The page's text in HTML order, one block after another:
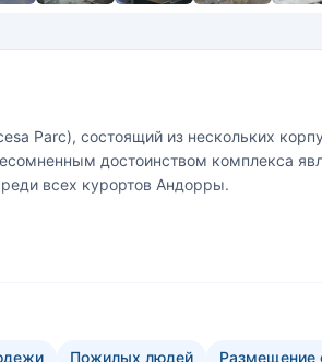
Parс), состоящий из нескольких
достоинством комплекса
всех курортов Андорры.
Пожилых людей Размещение